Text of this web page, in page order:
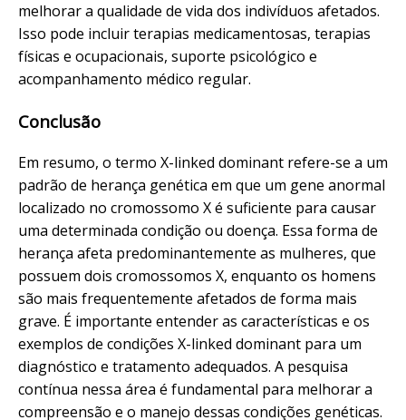
melhorar a qualidade de vida dos indivíduos afetados.
Isso pode incluir terapias medicamentosas, terapias
físicas e ocupacionais, suporte psicológico e
acompanhamento médico regular.
Conclusão
Em resumo, o termo X-linked dominant refere-se a um
padrão de herança genética em que um gene anormal
localizado no cromossomo X é suficiente para causar
uma determinada condição ou doença. Essa forma de
herança afeta predominantemente as mulheres, que
possuem dois cromossomos X, enquanto os homens
são mais frequentemente afetados de forma mais
grave. É importante entender as características e os
exemplos de condições X-linked dominant para um
diagnóstico e tratamento adequados. A pesquisa
contínua nessa área é fundamental para melhorar a
compreensão e o manejo dessas condições genéticas.